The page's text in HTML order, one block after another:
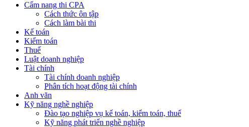
Cẩm nang thi CPA
Cách thức ôn tập
Cách làm bài thi
Kế toán
Kiểm toán
Thuế
Luật doanh nghiệp
Tài chính
Tài chính doanh nghiệp
Phân tích hoạt động tài chính
Anh văn
Kỹ năng nghề nghiệp
Đào tạo nghiệp vụ kế toán, kiểm toán, thuế
Kỹ năng phát triển nghề nghiệp